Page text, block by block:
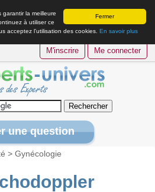
Fermer
garantir la meilleure
à utiliser ce
acceptez l’utilisation des cookies. En savoir plus
M'inscrire Me connecter
une question
>Gynécologie